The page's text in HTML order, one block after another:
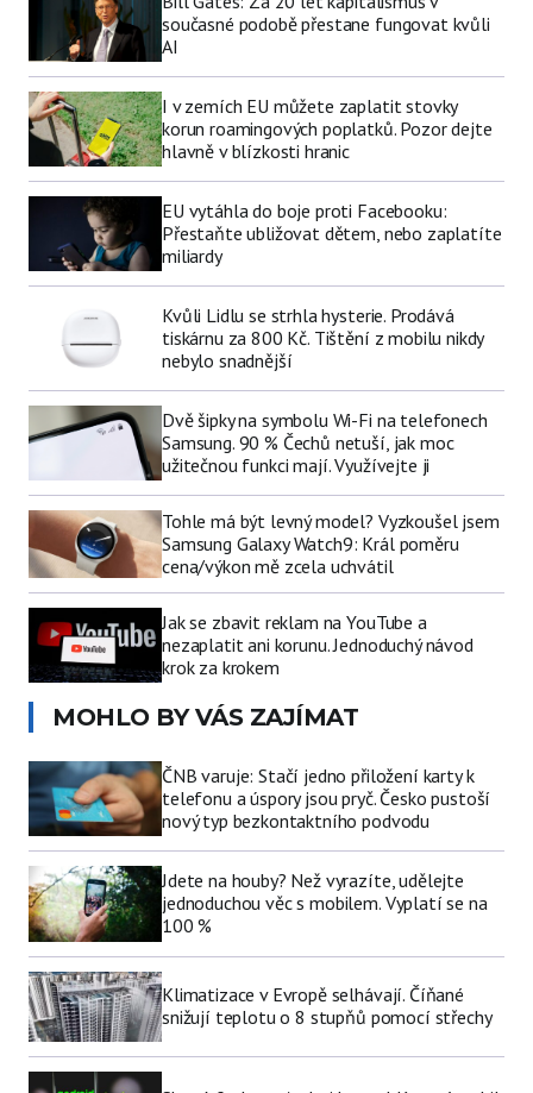
současné podobě přestane fungovat kvůli
AI
I v zemích EU můžete zaplatit stovky
korun roamingových poplatků. Pozor dejte
hlavně v blízkosti hranic
EU vytáhla do boje proti Facebooku:
Přestaňte ubližovat dětem, nebo zaplatíte
miliardy
Kvůli Lidlu se strhla hysterie. Prodává
tiskárnu za 800 Kč. Tištění z mobilu nikdy
nebylo snadnější
Dvě šipky na symbolu Wi-Fi na telefonech
Samsung. 90 % Čechů netuší, jak moc
užitečnou funkci mají. Využívejte ji
Tohle má být levný model? Vyzkoušel jsem
Samsung Galaxy Watch9: Král poměru
cena/výkon mě zcela uchvátil
Jak se zbavit reklam na YouTube a
nezaplatit ani korunu. Jednoduchý návod
krok za krokem
MOHLO BY VÁS ZAJÍMAT
ČNB varuje: Stačí jedno přiložení karty k
telefonu a úspory jsou pryč. Česko pustoší
nový typ bezkontaktního podvodu
Jdete na houby? Než vyrazíte, udělejte
jednoduchou věc s mobilem. Vyplatí se na
100 %
Klimatizace v Evropě selhávají. Číňané
snižují teplotu o 8 stupňů pomocí střechy